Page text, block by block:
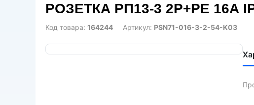
РОЗЕТКА РП13-3 2Р+РЕ 16А
Код товара: 164244 Артикул: PSN71-016-3-2-54-K03